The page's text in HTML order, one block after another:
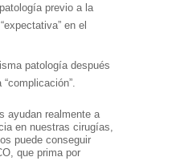
previo a la
en el
patología después
ayudan realmente a
en nuestras cirugías,
puede conseguir
que prima por